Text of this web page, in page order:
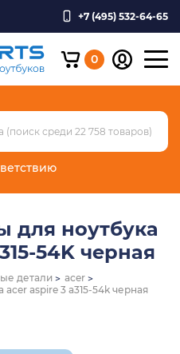
+7 (495) 532-64-65
0
для ноутбука
54K черная
детали
acer
aspire 3 a315-54k черная